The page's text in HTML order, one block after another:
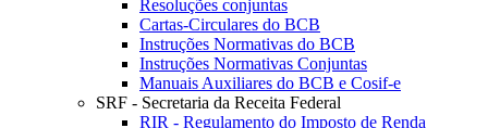
Resoluções conjuntas
Cartas-Circulares do BCB
Instruções Normativas do BCB
Instruções Normativas Conjuntas
Manuais Auxiliares do BCB e Cosif-e
SRF - Secretaria da Receita Federal
RIR - Regulamento do Imposto de Renda